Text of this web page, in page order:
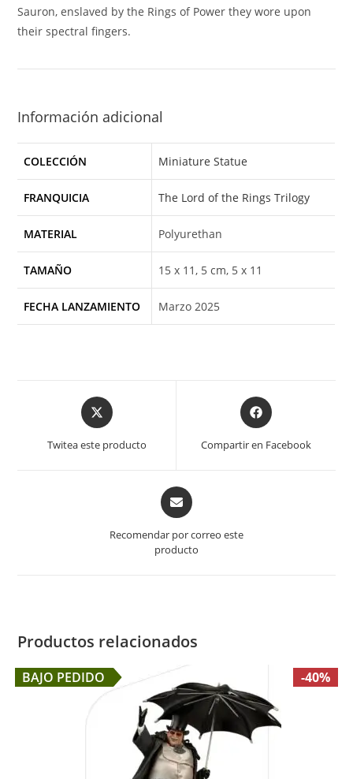
Sauron, enslaved by the Rings of Power they wore upon
their spectral fingers.
Información adicional
COLECCIÓN Miniature Statue
FRANQUICIA The Lord of the Rings Trilogy
MATERIAL Polyurethan
TAMAÑO 15 x 11, 5 cm, 5 x 11
FECHA LANZAMIENTO Marzo 2025
Opens
in
new
Twitea este producto
Opens
in
new
Compartir en Facebook
Opens
in
new
Recomendar por correo este
producto
Productos relacionados
BAJO PEDIDO -40%